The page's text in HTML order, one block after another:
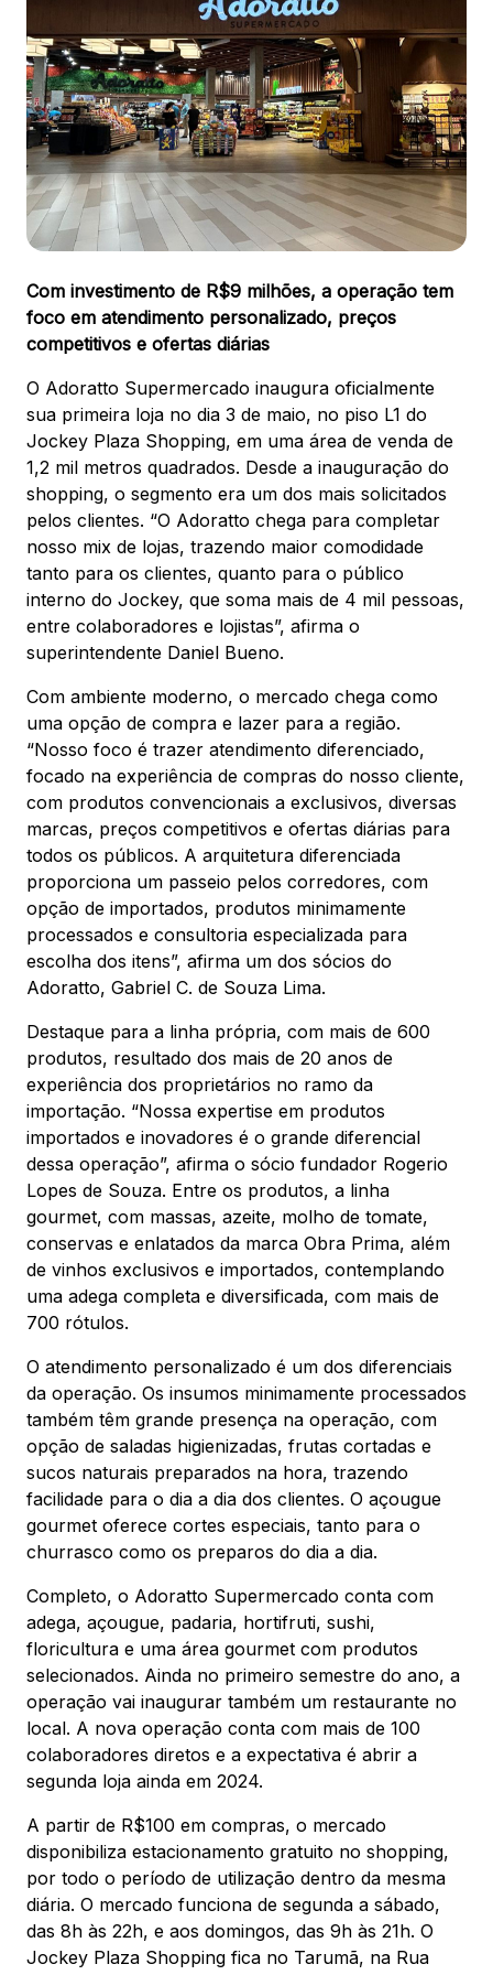
Ver local
Chamar Uber
CONTATO
(41) 3216-1600
WhatsApp
Comodidades Eventos Cinema
Mapa Virtual
Com investimento de R$9 milhões, a operação tem
foco em atendimento personalizado, preços
competitivos e ofertas diárias
O Adoratto Supermercado inaugura oficialmente
sua primeira loja no dia 3 de maio, no piso L1 do
Jockey Plaza Shopping, em uma área de venda de
1,2 mil metros quadrados. Desde a inauguração do
shopping, o segmento era um dos mais solicitados
pelos clientes. “O Adoratto chega para completar
nosso mix de lojas, trazendo maior comodidade
tanto para os clientes, quanto para o público
interno do Jockey, que soma mais de 4 mil pessoas,
entre colaboradores e lojistas”, afirma o
superintendente Daniel Bueno.
Com ambiente moderno, o mercado chega como
uma opção de compra e lazer para a região.
“Nosso foco é trazer atendimento diferenciado,
focado na experiência de compras do nosso cliente,
com produtos convencionais a exclusivos, diversas
marcas, preços competitivos e ofertas diárias para
todos os públicos. A arquitetura diferenciada
proporciona um passeio pelos corredores, com
opção de importados, produtos minimamente
processados e consultoria especializada para
escolha dos itens”, afirma um dos sócios do
Adoratto, Gabriel C. de Souza Lima.
Destaque para a linha própria, com mais de 600
produtos, resultado dos mais de 20 anos de
experiência dos proprietários no ramo da
importação. “Nossa expertise em produtos
importados e inovadores é o grande diferencial
dessa operação”, afirma o sócio fundador Rogerio
Lopes de Souza. Entre os produtos, a linha
gourmet, com massas, azeite, molho de tomate,
conservas e enlatados da marca Obra Prima, além
de vinhos exclusivos e importados, contemplando
uma adega completa e diversificada, com mais de
700 rótulos.
O atendimento personalizado é um dos diferenciais
da operação. Os insumos minimamente processados
também têm grande presença na operação, com
opção de saladas higienizadas, frutas cortadas e
sucos naturais preparados na hora, trazendo
facilidade para o dia a dia dos clientes. O açougue
gourmet oferece cortes especiais, tanto para o
churrasco como os preparos do dia a dia.
Completo, o Adoratto Supermercado conta com
adega, açougue, padaria, hortifruti, sushi,
floricultura e uma área gourmet com produtos
selecionados. Ainda no primeiro semestre do ano, a
operação vai inaugurar também um restaurante no
local. A nova operação conta com mais de 100
colaboradores diretos e a expectativa é abrir a
segunda loja ainda em 2024.
A partir de R$100 em compras, o mercado
disponibiliza estacionamento gratuito no shopping,
por todo o período de utilização dentro da mesma
diária. O mercado funciona de segunda a sábado,
das 8h às 22h, e aos domingos, das 9h às 21h. O
Jockey Plaza Shopping fica no Tarumã, na Rua